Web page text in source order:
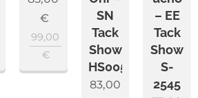
€
99,00
€
SN
Tack
Show
HS005
83,00
– EE
Tack
Show
S-
2545